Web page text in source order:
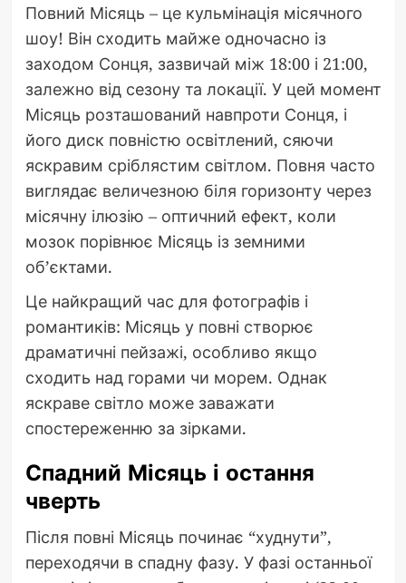
Повний Місяць – це кульмінація місячного
шоу! Він сходить майже одночасно із
заходом Сонця, зазвичай між 18:00 і 21:00,
залежно від сезону та локації. У цей момент
Місяць розташований навпроти Сонця, і
його диск повністю освітлений, сяючи
яскравим сріблястим світлом. Повня часто
виглядає величезною біля горизонту через
місячну ілюзію – оптичний ефект, коли
мозок порівнює Місяць із земними
об’єктами.
Це найкращий час для фотографів і
романтиків: Місяць у повні створює
драматичні пейзажі, особливо якщо
сходить над горами чи морем. Однак
яскраве світло може заважати
спостереженню за зірками.
Спадний Місяць і остання
чверть
Після повні Місяць починає “худнути”,
переходячи в спадну фазу. У фазі останньої